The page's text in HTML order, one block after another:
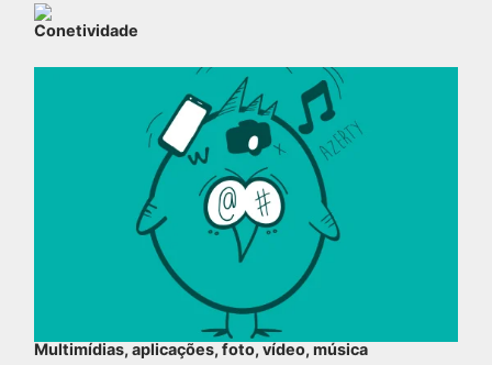
Conetividade
Multimídias, aplicações, foto, vídeo, música